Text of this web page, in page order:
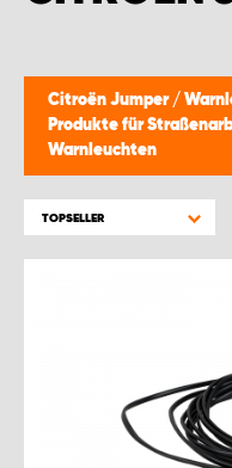
Citroën Jumper /
Produkte für
Warnleuchten
TOPSELLER
WORK SYSTEM BRÜSSEL
WORK SYSTEM LIMBURG-
WORK SYSTEM NAMEN